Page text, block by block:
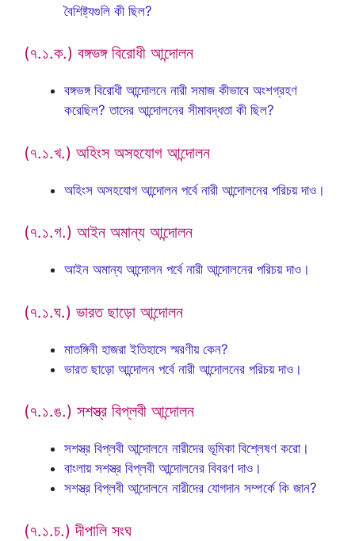
বৈশিষ্ট্যগুলি কী ছিল?
(৭.১.ক.) বঙ্গভঙ্গ বিরোধী আন্দোলন
বঙ্গভঙ্গ বিরোধী আন্দোলনে নারী সমাজ কীভাবে অংশগ্রহণ
করেছিল? তাদের আন্দোলনের সীমাবদ্ধতা কী ছিল?
(৭.১.খ.) অহিংস অসহযোগ আন্দোলন
অহিংস অসহযোগ আন্দোলন পর্বে নারী আন্দোলনের পরিচয় দাও।
(৭.১.গ.) আইন অমান্য আন্দোলন
আইন অমান্য আন্দোলন পর্বে নারী আন্দোলনের পরিচয় দাও।
(৭.১.ঘ.) ভারত ছাড়ো আন্দোলন
মাতঙ্গিনী হাজরা ইতিহাসে স্মরণীয় কেন?
ভারত ছাড়ো আন্দোলন পর্বে নারী আন্দোলনের পরিচয় দাও।
(৭.১.ঙ.) সশস্ত্র বিপ্লবী আন্দোলন
সশস্ত্র বিপ্লবী আন্দোলনে নারীদের ভূমিকা বিশ্লেষণ করো।
বাংলায় সশস্ত্র বিপ্লবী আন্দোলনের বিবরণ দাও।
সশস্ত্র বিপ্লবী আন্দোলনে নারীদের যোগদান সম্পর্কে কি জান?
(৭.১.চ.) দীপালি সংঘ